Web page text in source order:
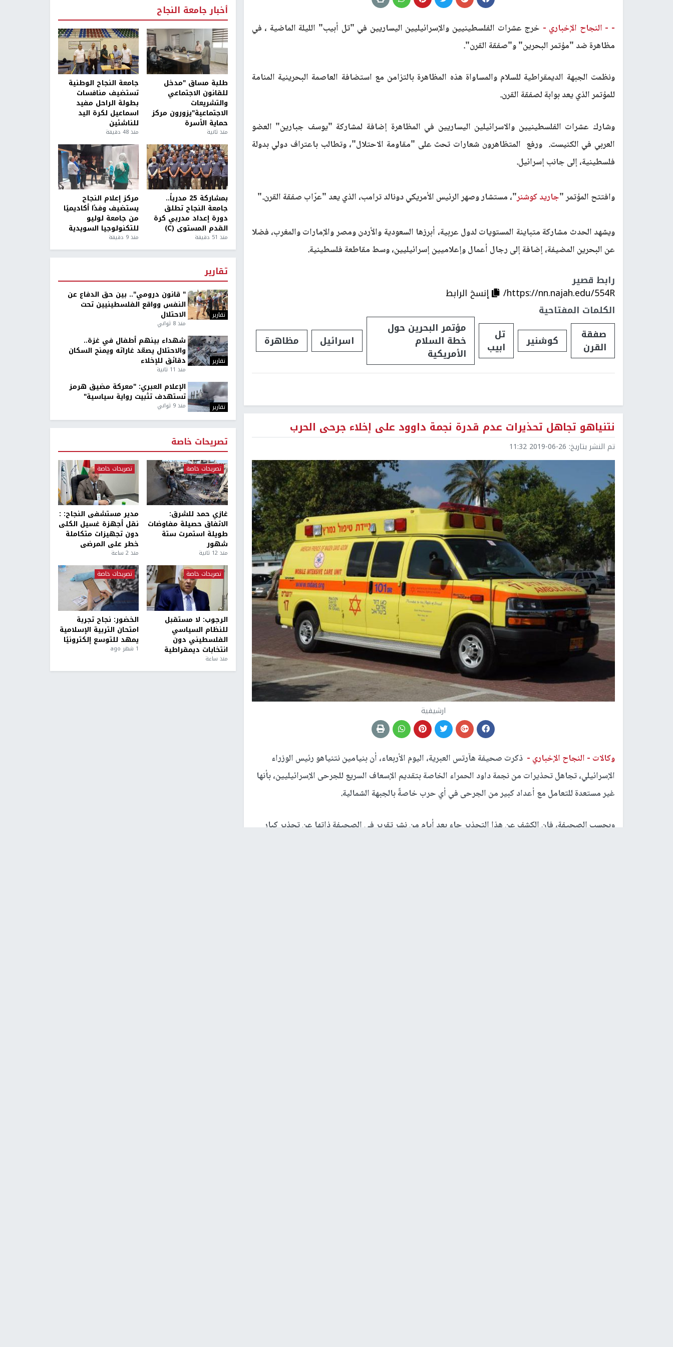
- - النجاح الإخباري - خرج عشرات الفلسطينيين والإسرائيليين اليساريين في "تل أبيب" الليلة الماضية ، في
مظاهرة ضد "مؤتمر البحرين" و"صفقة القرن".
ونظمت الجبهة الديمقراطية للسلام والمساواة هذه المظاهرة بالتزامن مع استضافة العاصمة البحرينية المنامة
للمؤتمر الذي يعد بوابة لصفقة القرن.
وشارك عشرات الفلسطينيين والاسرائيلين اليساريين في المظاهرة إضافة لمشاركة "يوسف جبارين" العضو
العربي في الكنيست. ورفع المتظاهرون شعارات تحث على "مقاومة الاحتلال"، وتطالب باعتراف دولي بدولة
فلسطينية، إلى جانب إسرائيل.
وافتتح المؤتمر "جاريد كوشنر"، مستشار وصهر الرئيس الأمريكي دونالد ترامب، الذي يعد "عرّاب صفقة القرن".
ويشهد الحدث مشاركة متباينة المستويات لدول عربية، أبرزها السعودية والأردن ومصر والإمارات والمغرب، فضلا
عن البحرين المضيفة، إضافة إلى رجال أعمال وإعلاميين إسرائيليين، وسط مقاطعة فلسطينية.
رابط قصير
https://nn.najah.edu/554R/
إنسخ الرابط
الكلمات المفتاحية
صفقة
القرن كوشنير تل
ابيب
مؤتمر البحرين حول
خطة السلام
الأمريكية
اسرائيل مظاهرة
نتنياهو تجاهل تحذيرات عدم قدرة نجمة داوود على إخلاء جرحى الحرب
تم النشر بتاريخ: 2019-06-26 11:32
ارشيفية
وكالات - النجاح الإخباري - ذكرت صحيفة هآرتس العبرية، اليوم الأربعاء، أن بنيامين نتنياهو رئيس الوزراء
الإسرائيلي، تجاهل تحذيرات من نجمة داود الحمراء الخاصة بتقديم الإسعاف السريع للجرحى الإسرائيليين، بأنها
غير مستعدة للتعامل مع أعداد كبير من الجرحى في أي حرب خاصةً بالجبهة الشمالية.
وبحسب الصحيفة، فإن الكشف عن هذا التحذير جاء بعد أيام من نشر تقرير في الصحيفة ذاتها عن تحذير كبار
أخبار جامعة النجاح
طلبة مساق "مدخل
للقانون الاجتماعي
والتشريعات
الاجتماعية"يزورون مركز
حماية الأسرة
منذ ثانية
جامعة النجاح الوطنية
تستضيف منافسات
بطولة الراحل مفيد
اسماعيل لكرة اليد
للناشئين
منذ 48 دقيقة
بمشاركة 25 مدرباً..
جامعة النجاح تطلق
دورة إعداد مدربي كرة
القدم المستوى (C)
منذ 51 دقيقة
مركز إعلام النجاح
يستضيف وفدًا أكاديميًا
من جامعة لوليو
للتكنولوجيا السويدية
منذ 9 دقيقة
تقارير
تقارير
" قانون درومي".. بين حق الدفاع عن
النفس وواقع الفلسطينيين تحت
الاحتلال
منذ 8 ثواني
تقارير
شهداء بينهم أطفال في غزة..
والاحتلال يصعّد غاراته ويمنح السكان
دقائق للإخلاء
منذ 11 ثانية
تقارير
الإعلام العبري: "معركة مضيق هرمز
تستهدف تثبيت رواية سياسية"
منذ 9 ثواني
تصريحات خاصة
تصريحات خاصة
غازي حمد للشرق:
الاتفاق حصيلة مفاوضات
طويلة استمرت ستة
شهور
منذ 12 ثانية
تصريحات خاصة
مدير مستشفى النجاح: :
نقل أجهزة غسيل الكلى
دون تجهيزات متكاملة
خطر على المرضى
منذ 2 ساعة
تصريحات خاصة
الرجوب: لا مستقبل
للنظام السياسي
الفلسطيني دون
انتخابات ديمقراطية
منذ ساعة
تصريحات خاصة
الخضور: نجاح تجربة
امتحان التربية الإسلامية
يمهد للتوسع إلكترونيًا
1 شهر ago